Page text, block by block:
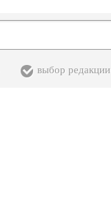
выбор редакции